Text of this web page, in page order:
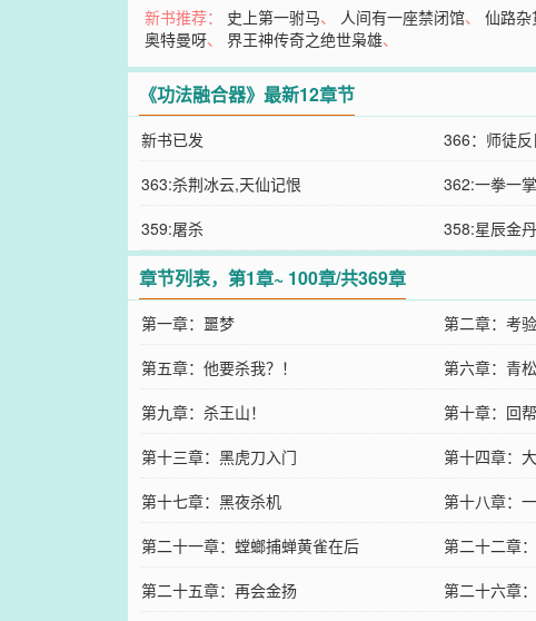
新书推荐： 史上第一驸马、 人间有一座禁闭馆、仙路杂
奥特曼呀、界王神传奇之绝世枭雄、
《功法融合器》最新12章节
新书已发 366：师徒反
363:杀荆冰云,天仙记恨
362:一拳一
359:屠杀
358:星辰金丹
章节列表，第1章~ 100章/共369章
第一章：噩梦 第二章：考验
第五章：他要杀我？！
第六章：青
第九章：杀王山！
第十章：回帮
第十三章：黑虎刀入门
第十四章：
第十七章：黑夜杀机
第十八章：
第二十一章：螳螂捕蝉黄雀在后
第二十二章
第二十五章：再会金扬
第二十六章